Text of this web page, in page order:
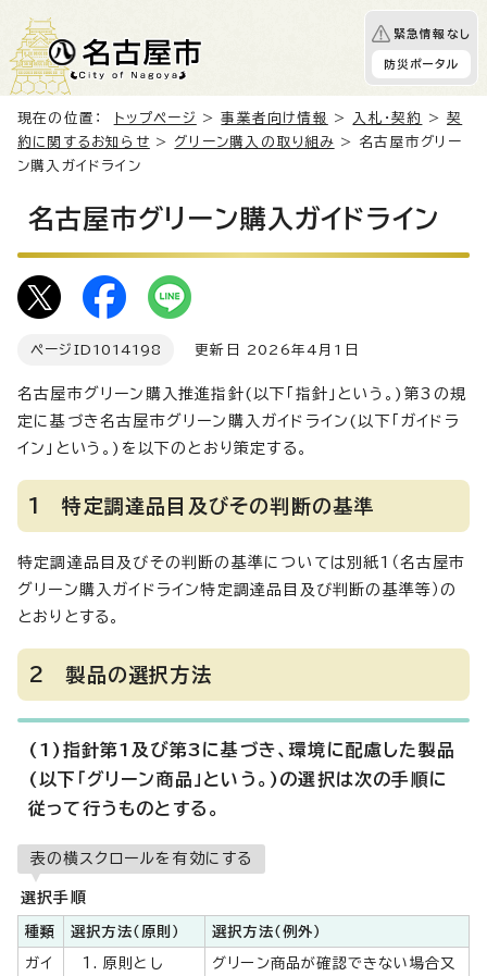
緊急情報なし
防災ポータル
現在の位置： トップページ >事業者向け情報 > 入札・契約 >契
約に関するお知らせ > グリーン購入の取り組み > 名古屋市グリー
ン購入ガイドライン
名古屋市グリーン購入ガイドライン
ページID 1014198 更新日 2026年4月1日
名古屋市グリーン購入推進指針(以下「指針」という。)第3の規
定に基づき名古屋市グリーン購入ガイドライン(以下「ガイドラ
イン」という。)を以下のとおり策定する。
1 特定調達品目及びその判断の基準
特定調達品目及びその判断の基準については別紙1（名古屋市
グリーン購入ガイドライン特定調達品目及び判断の基準等）の
とおりとする。
2 製品の選択方法
(1)指針第1及び第3に基づき、環境に配慮した製品
(以下「グリーン商品」という。)の選択は次の手順に
従って行うものとする。
表の横スクロールを有効にする
選択手順
種類 選択方法（原則） 選択方法（例外）
ガイ
原則とし
グリーン商品が確認できない場合又